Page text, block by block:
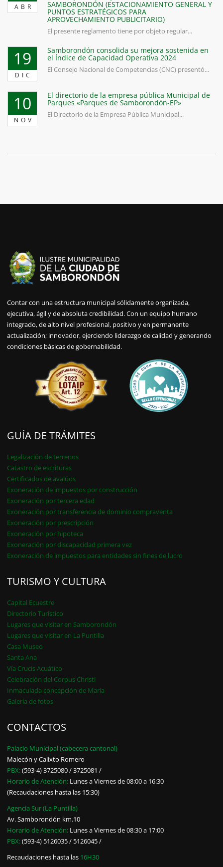
ABR SAMBORONDÓN (ESTACIONAMIENTO GENERAL Y
PUNTOS ESTRATÉGICOS PARA
APROVECHAMIENTO PUBLICITARIO)
El presente reglamento tiene por objeto regular...
19
DIC
Samborondón consolida su mejora sostenida en
el Índice de Capacidad Operativa 2024
El Consejo Nacional de Competencias (CNC) presentó...
10
NOV
El directorio de la empresa pública Municipal de
Parques «Parques de Samborondón-EP»
El Directorio de la Empresa Pública Municipal...
Contar con una estructura municipal sólidamente organizada,
ejecutiva, ágil y de absoluta credibilidad. Con un equipo humano
integrado, de alto nivel profesional, positivo y en permanente
actualización; innovador, ejerciendo liderazgo de calidad y generando
condiciones básicas de gobernabilidad.
GUÍA DE TRÁMITES
Legalización de terrenos
Catastro de escrituras
Certificados de avalúos
Exoneración de impuestos por construcción
Exoneración por tercera edad
Exoneración por transferencia de dominio compraventa
Exoneración por prescripción
Exoneración por hipoteca
Exoneración por discapacidad primera vez
Exoneración de impuestos para entidades sin fines de lucro
TURISMO Y CULTURA
Capital Ecuestre
Directorio Turístico
Lugares que visitar en Samborondón
Lugares que visitar en La Puntilla
Casa Museo
Santa Ana
Vía Crucis Acuático
Celebración del Corpus Christi
Inmaculada concepción de María
Galería de fotos
CONTACTOS
Palacio Municipal (cabecera cantonal)
Malecón y Calixto Romero
PBX:(593-4) 3725080 / 3725081 /
Horario de Atención: Lunes a Viernes de 08:00 a 16:30
(Recaudaciones hasta las 15:30)
Agencia Sur (La Puntilla)
Av. Samborondón km.10
Horario de Atención: Lunes a Viernes de 08:30 a 17:00
PBX:(593-4) 5126035 / 5126045 /
Recaudaciones hasta las 16H30